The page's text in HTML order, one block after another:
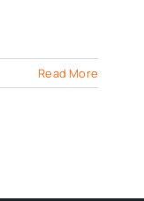
Read More